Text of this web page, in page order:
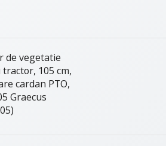
de vegetatie
105 cm,
cardan PTO,
Graecus